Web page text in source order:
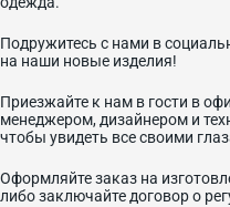
Подружитесь с нами в
на наши новые изделия!
Приезжайте к нам в гости в
менеджером, дизайнером и
чтобы увидеть все своими
Оформляйте заказ на
либо заключайте договор о